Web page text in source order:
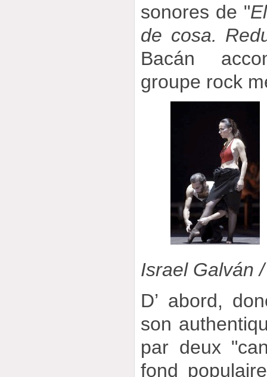
sonores de "
de cosa.
Bacán
groupe rock
Israel Galván
D’ abord,
son
par deux
fond